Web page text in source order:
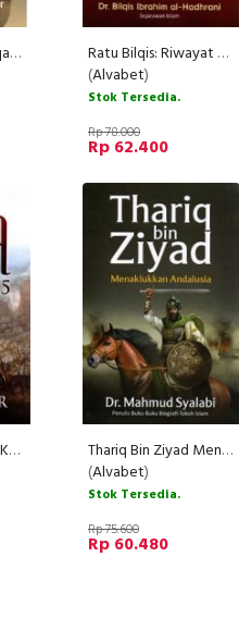
Sa ad Bin Abi Waqqash: Kisah Menakjubkan Sang Penakluk Persia
Ratu Bilqis: Riwayat Sang Ratu Agung Kerajaan Saba' Dalam Al-Quran
(Alvabet)
Stok Tersedia.
Rp 78.000
Rp 62.400
Wajah Eropa Abad Ke-15: Sebuah Catatan Perjalanan
Thariq Bin Ziyad Menaklukkan Andalusia
(Alvabet)
Stok Tersedia.
Rp 75.600
Rp 60.480